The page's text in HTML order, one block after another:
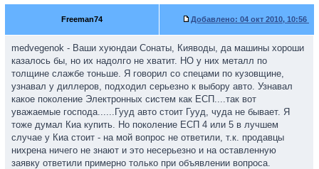
Freeman74 Добавлено: 04 окт 2010, 10:56
medvegenok - Ваши хуюндаи Сонаты, Кияводы, да машины хороши
казалось бы, но их надолго не хватит. НО у них металл по
толщине слажбе тоньше. Я говорил со спецами по кузовщине,
узнавал у диллеров, подходил серьезно к выбору авто. Узнавал
какое поколение Электронных систем как ЕСП....так вот
уважаемые господа......Гууд авто стоит Гууд, чуда не бывает. Я
тоже думал Киа купить. Но поколение ЕСП 4 или 5 в лучшем
случае у Киа стоит - на мой вопрос не ответили, т.к. продавцы
нихрена ничего не знают и это несерьезно и на оставленную
заявку ответили примерно только при объявлении вопроса.